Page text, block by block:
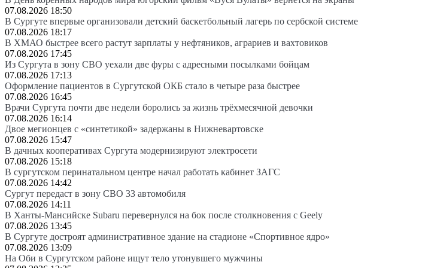
07.08.2026 18:50
В Сургуте впервые организовали детский баскетбольный лагерь по сербской системе
07.08.2026 18:17
В ХМАО быстрее всего растут зарплаты у нефтяников, аграриев и вахтовиков
07.08.2026 17:45
Из Сургута в зону СВО уехали две фуры с адресными посылками бойцам
07.08.2026 17:13
Оформление пациентов в Сургутской ОКБ стало в четыре раза быстрее
07.08.2026 16:45
Врачи Сургута почти две недели боролись за жизнь трёхмесячной девочки
07.08.2026 16:14
Двое мегионцев с «синтетикой» задержаны в Нижневартовске
07.08.2026 15:47
В дачных кооперативах Сургута модернизируют электросети
07.08.2026 15:18
В сургутском перинатальном центре начал работать кабинет ЗАГС
07.08.2026 14:42
Сургут передаст в зону СВО 33 автомобиля
07.08.2026 14:11
В Ханты-Мансийске Subaru перевернулся на бок после столкновения с Geely
07.08.2026 13:45
В Сургуте достроят административное здание на стадионе «Спортивное ядро»
07.08.2026 13:09
На Оби в Сургутском районе ищут тело утонувшего мужчины